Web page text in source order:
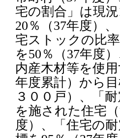
宅の割合」は現
20％（37年度）
宅ストックの比
を50％（37年度
内産木材等を使
年度累計）から
３００戸）、「
を施された住宅
度）、「住宅の